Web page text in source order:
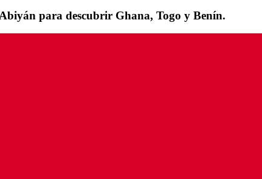
para descubrir Ghana, Togo y Benín.